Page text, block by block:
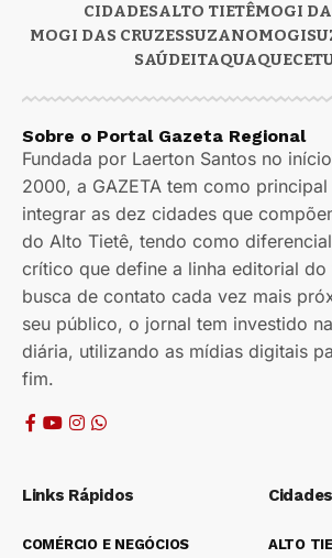
CIDADESALTO TIETÊMOGI
MOGI DAS CRUZESSUZANOMOGI
SAÚDE
Sobre o Portal Gazeta Regional
Fundada por Laerton Santos no
2000, a GAZETA tem como principal
integrar as dez cidades que
do Alto Tietê, tendo como
crítico que define a linha editorial do
busca de contato cada vez mais
seu público, o jornal tem investido
diária, utilizando as mídias digitais
fim.
Links Rápidos
COMÉRCIO E NEGÓCIOS
Cidades
ALTO